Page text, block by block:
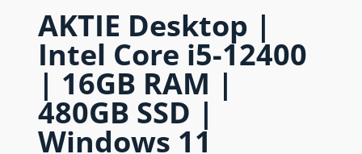
AKTIE Desktop |
Intel Core i5-12400
| 16GB RAM |
480GB SSD |
Windows 11